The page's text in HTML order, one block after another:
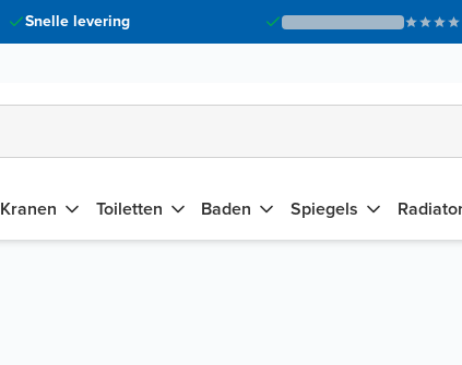
Snelle levering
Kranen Toiletten Baden Spiegels